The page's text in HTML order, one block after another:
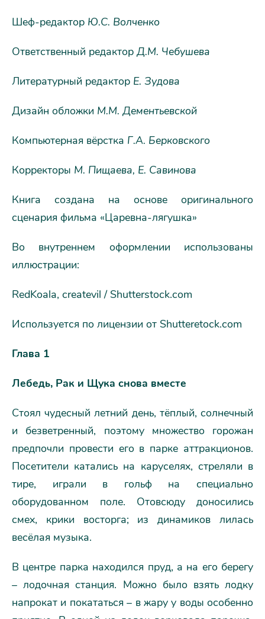
Шеф-редактор Ю.С. Волченко
Ответственный редактор Д.М. Чебушева
Литературный редактор Е. Зудова
Дизайн обложки М.М. Дементьевской
Компьютерная вёрстка Г.А. Берковского
Корректоры М. Пищаева, Е. Савинова
Книга создана на основе оригинального
сценария фильма «Царевна-лягушка»
Во внутреннем оформлении использованы
иллюстрации:
RedKoala, createvil / Shutterstock.com
Используется по лицензии от Shutteretock.com
Глава 1
Лебедь, Рак и Щука снова вместе
Стоял чудесный летний день, тёплый, солнечный
и безветренный, поэтому множество горожан
предпочли провести его в парке аттракционов.
Посетители катались на каруселях, стреляли в
тире, играли в гольф на специально
оборудованном поле. Отовсюду доносились
смех, крики восторга; из динамиков лилась
весёлая музыка.
В центре парка находился пруд, а на его берегу
– лодочная станция. Можно было взять лодку
напрокат и покататься – в жару у воды особенно